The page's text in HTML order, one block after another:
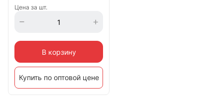
Цена за шт.
В корзину
Купить по оптовой цене